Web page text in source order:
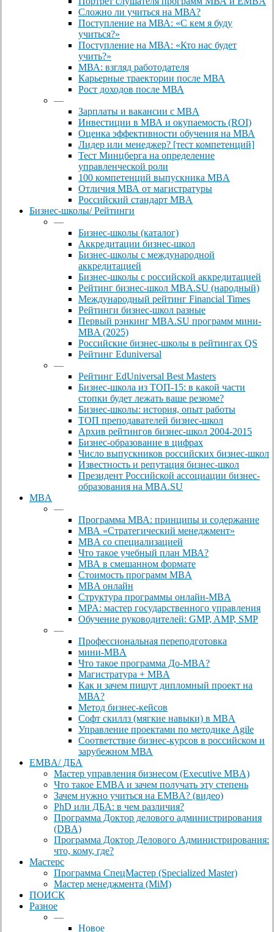
Сложно ли учиться на МВА?
Поступление на МВА: «С кем я буду
учиться?»
Поступление на МВА: «Кто нас будет
учить?»
МВА: взгляд работодателя
Карьерные траектории после МВА
Рост доходов после МВА
—
Зарплаты и вакансии с MBA
Инвестиции в МВА и окупаемость (ROI)
Оценка эффективности обучения на МВА
Лидер или менеджер? [тест компетенций]
Тест Минцберга на определение
управленческой роли
100 компетенций выпускника MBA
Отличия МВА от магистратуры
Российский стандарт MBA
Бизнес-школы/ Рейтинги
—
Бизнес-школы (каталог)
Аккредитации бизнес-школ
Бизнес-школы с международной
аккредитацией
Бизнес-школы с российской аккредитацией
Рейтинг бизнес-школ MBA.SU (народный)
Международный рейтинг Financial Times
Рейтинги бизнес-школ разные
Первый рэнкинг MBA.SU программ мини-
MBA (2025)
Российские бизнес-школы в рейтингах QS
Рейтинг Eduniversal
—
Рейтинг EdUniversal Best Masters
Бизнес-школа из ТОП-15: в какой части
стопки будет лежать ваше резюме?
Бизнес-школы: история, опыт работы
ТОП преподавателей бизнес-школ
Архив рейтингов бизнес-школ 2004-2015
Бизнес-образование в цифрах
Число выпускников российских бизнес-школ
Известность и репутация бизнес-школ
Президент Российской ассоциации бизнес-
образования на MBA.SU
MBA
—
Программа МВА: принципы и содержание
МВА «Cтратегический менеджмент»
MBA со специализацией
Что такое учебный план МВА?
МВА в смешанном формате
Стоимость программ MBA
MBA онлайн
Cтруктура программы онлайн-MBA
MPA: мастер государственного управления
Обучение руководителей: GMP, AMP, SMP
—
Профессиональная переподготовка
мини-MBA
Что такое программа До-MBA?
Магистратура + MBA
Как и зачем пишут дипломный проект на
МВА?
Метод бизнес-кейсов
Софт скиллз (мягкие навыки) в MBA
Управление проектами по методике Agile
Соответствие бизнес-курсов в российском и
зарубежном МВА
EMBA/ ДБA
Мастер управления бизнесом (Executive MBA)
Что такое EMBA и зачем получать эту степень
Зачем нужно учиться на EMBA? (видео)
PhD или ДБА: в чем различия?
Программа Доктор делового администрирования
(DBА)
Программа Доктор Делового Администрирования:
что, кому, где?
Мастерс
Программа СпецМастер (Specialized Master)
Мастер менеджмента (MiM)
ПОИСК
Разное
—
Новое